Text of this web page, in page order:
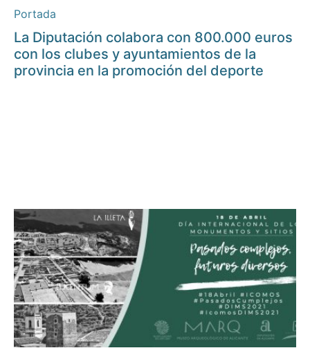
Portada
La Diputación colabora con 800.000 euros
con los clubes y ayuntamientos de la
provincia en la promoción del deporte